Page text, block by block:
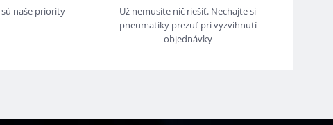
naše priority
Už nemusíte nič riešiť. Nechajte si
pneumatiky prezuť pri vyzvihnutí
objednávky